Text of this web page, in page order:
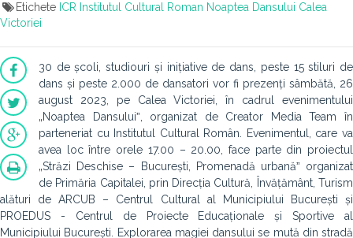
Etichete ICR Institutul Cultural Roman Noaptea Dansului Calea
Victoriei
30 de școli, studiouri și inițiative de dans, peste 15 stiluri de
dans și peste 2.000 de dansatori vor fi prezenți sâmbătă, 26
august 2023, pe Calea Victoriei, în cadrul evenimentului
„Noaptea Dansuluiˮ, organizat de Creator Media Team în
parteneriat cu Institutul Cultural Român. Evenimentul, care va
avea loc între orele 17.00 – 20.00, face parte din proiectul
„Străzi Deschise – București, Promenadă urbanăˮ organizat
de Primăria Capitalei, prin Direcția Cultură, Învățământ, Turism
alături de ARCUB – Centrul Cultural al Municipiului București și
PROEDUS - Centrul de Proiecte Educaționale și Sportive al
Municipiului București. Explorarea magiei dansului se mută din stradă